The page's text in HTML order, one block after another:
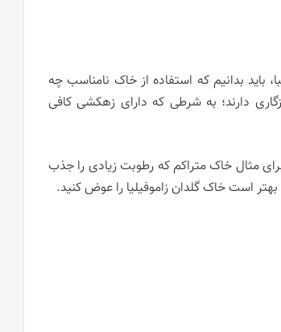
باید بدانیم که استفاده از خاک نامناسب چه
دارند؛ به شرطی که دارای زهکشی کافی
مثال خاک متراکم که رطوبت زیادی را جذب
است خاک گلدان زاموفیلیا را عوض کنید.